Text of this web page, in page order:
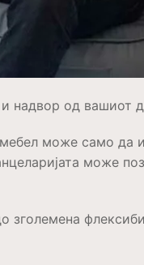
надвор од вашиот
може само да
може
зголемена